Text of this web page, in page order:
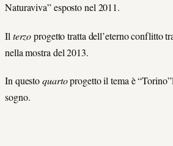
Naturaviva” esposto nel 2011.
Il terzoprogetto tratta dell’eterno conflitto
nella mostra del 2013.
In questoquartoprogetto il tema è
sogno.